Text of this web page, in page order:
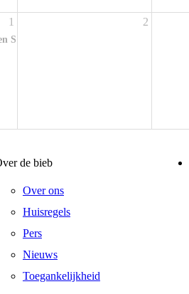
1
Stadsplein
2
de bieb
Over ons
Huisregels
Pers
Nieuws
Toegankelijkheid